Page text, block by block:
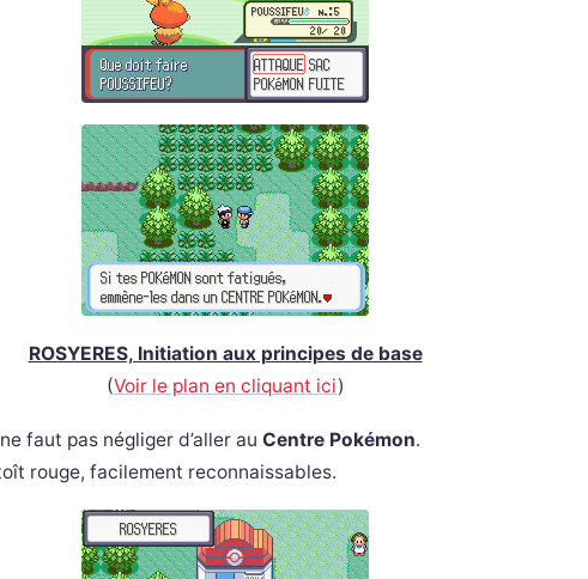
ROSYERES, Initiation aux principes de base
(Voir le plan en cliquant ici)
faut pas négliger d’aller au Centre Pokémon.
rouge, facilement reconnaissables.